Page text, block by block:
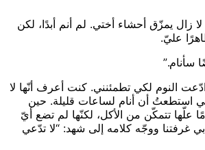
لا زال يمزّق أحشاء أختي. لم أنم أبدًا، لكن
عليّ.
سأنام.”
النوم لكي تطمئنني. كنت أعرف أنّها لا
استطعتُ أن أنام لساعات قليلة. حين
تتمكّن من الأكل، لكنّها لم تضع أيّ
غرفتنا ووجّه كلامه إلى شهد: “لا تدّعي